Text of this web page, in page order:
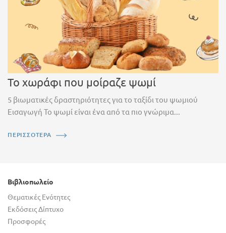
Το χωράφι που μοίραζε ψωμί
5 βιωματικές δραστηριότητες για το ταξίδι του ψωμιού
Εισαγωγή Το ψωμί είναι ένα από τα πιο γνώριμα...
ΠΕΡΙΣΣΟΤΕΡΑ
Βιβλιοπωλείο
Θεματικές Ενότητες
Εκδόσεις Δίπτυχο
Προσφορές